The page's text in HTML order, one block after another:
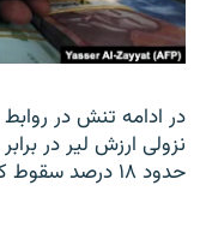
در ادامه تنش در روابط
نزولی ارزش لیر در
حدود ۱۸ درصد سقوط کرد.